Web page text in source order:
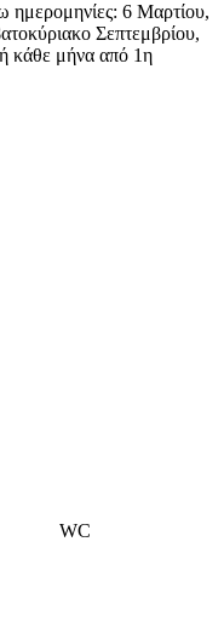
ημερομηνίες: 6 Μαρτίου,
Σεπτεμβρίου,
κάθε μήνα από 1η
WC